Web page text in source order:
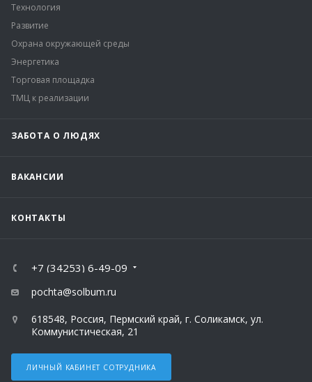
Технология
Развитие
Охрана окружающей среды
Энергетика
Торговая площадка
ТМЦ к реализации
ЗАБОТА О ЛЮДЯХ
ВАКАНСИИ
КОНТАКТЫ
+7 (34253) 6-49-09
pochta@solbum.ru
618548, Россия, Пермский край, г. Соликамск, ул.
Коммунистическая, 21
ЛИЧНЫЙ КАБИНЕТ СОТРУДНИКА